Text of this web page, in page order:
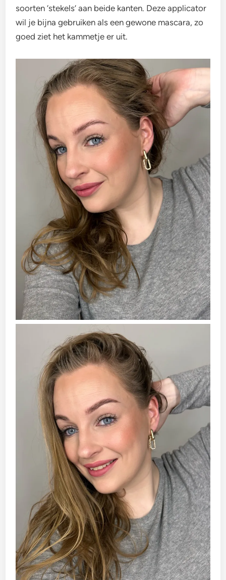
soorten ‘stekels’ aan beide kanten. Deze applicator
wil je bijna gebruiken als een gewone mascara, zo
goed ziet het kammetje er uit.